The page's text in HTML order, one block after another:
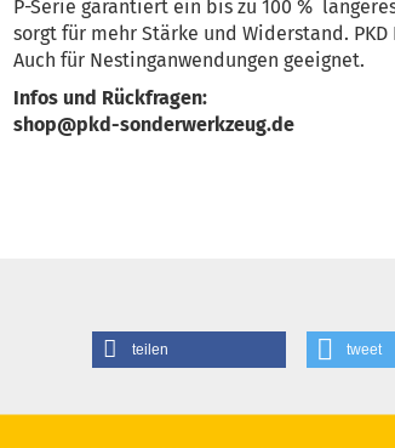
P-Serie garantiert ein bis zu 100 %
sorgt für mehr Stärke und Widerstand.
Auch für Nestinganwendungen geeignet.
Infos und Rückfragen:
shop@pkd-sonderwerkzeug.de
teilen tweet